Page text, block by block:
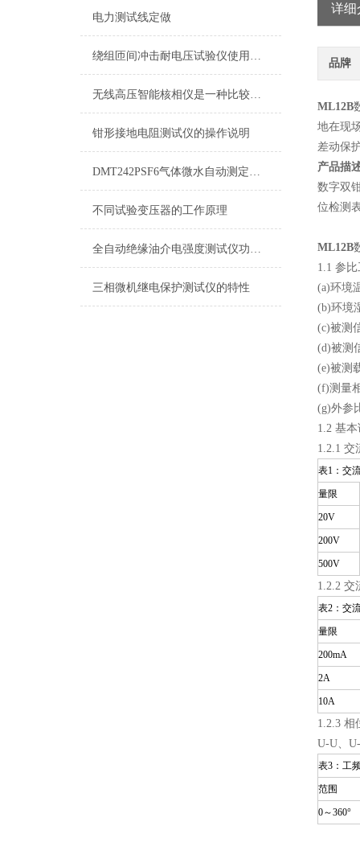
电力测试线定做
绕组匝间冲击耐电压试验仪使用说明
无线高压智能核相仪是一种比较精密的动力机械
钳形接地电阻测试仪的操作说明
DMT242PSF6气体微水自动测定仪：多领域精准适配，守护气体安全运行
不同试验变压器的工作原理
全自动绝缘油介电强度测试仪功能简介
三相微机继电保护测试仪的特性
详细
品牌
ML12B
地在现
差动保
产品描
数字双
位检测
ML12B
1.1 参
(a)环境
(b)环境
(c)被测
(d)被测
(e)被测
(f)测量
(g)外参
1.2 基
1.2.1 交
表1：交
量限
20V
200V
500V
1.2.2 交
表2：交
量限
200mA
2A
10A
1.2.3 相
U-U、
表3：工
范围
0～360°